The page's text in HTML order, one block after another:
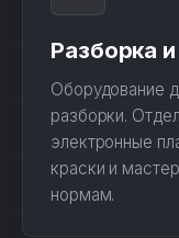
Разборка
Оборудование
разборки.
электронные
краски и
нормам.